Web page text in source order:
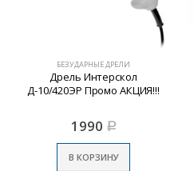
БЕЗУДАРНЫЕ ДРЕЛИ
Дрель Интерскол
Д-10/420ЭР Промо АКЦИЯ!!!
1990 Р
В КОРЗИНУ